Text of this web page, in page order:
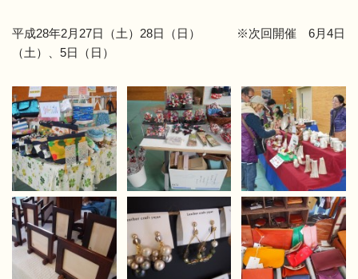
平成28年2月27日（土）28日（日） ※次回開催 6月4日
（土）、5日（日）